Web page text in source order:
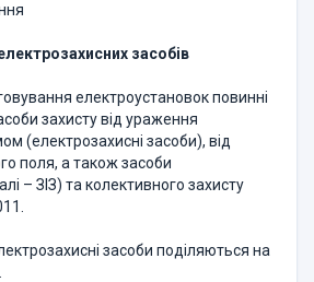
засобів
електроустановок повинні
захисту від ураження
(електрозахисні засоби), від
поля, а також засоби
– ЗІЗ) та колективного захисту
засоби поділяються на